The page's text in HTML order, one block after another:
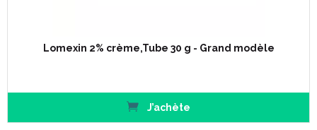
Lomexin 2% crème,Tube 30 g - Grand modèle
J’achète